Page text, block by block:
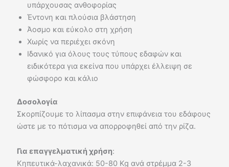
υπάρχουσας ανθοφορίας
Έντονη και πλούσια βλάστηση
Άοσμο και εύκολο στη χρήση
Χωρίς να περιέχει σκόνη
Ιδανικό για όλους τους τύπους εδαφών και
ειδικότερα για εκείνα που υπάρχει έλλειψη σε
φώσφορο και κάλιο
Δοσολογία
Σκορπίζουμε το λίπασμα στην επιφάνεια του εδάφους
ώστε με το πότισμα να απορροφηθεί από την ρίζα.
Για επαγγελματική χρήση:
Κηπευτικά-λαχανικά: 50-80 Kg ανά στρέμμα 2-3